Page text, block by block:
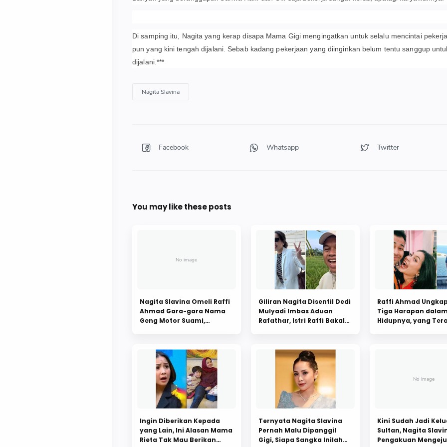
Di samping itu, Nagita yang kerap disapa Mama Gigi mengingatkan untuk selalu mencintai
pun yang kini tengah dijalani. Sebab kadang pekerjaan yang diinginkan belum tentu sanggup
dijalani.***
Nagita Slavina
You may like these posts
Nagita Slavina Omeli Raffi
Ahmad Gara-gara Nama
Geng Motor Suami,
Giliran Nagita Disentil Dedi
Mulyadi Imbas Aduan
Rafathar, Istri Raffi Bakal
Raffi Ahmad
Tiga Harapan dalam
Hidupnya, yang
Ingin Diberikan Kepada
yang Lain, Ini Alasan Mama
Rieta Tak Mau Berikan
Ternyata Nagita Slavina
Pernah Malu Dipanggil
Gigi, Siapa Sangka Inilah
Kini Sudah Jadi
Sultan, Nagita
Pengakuan